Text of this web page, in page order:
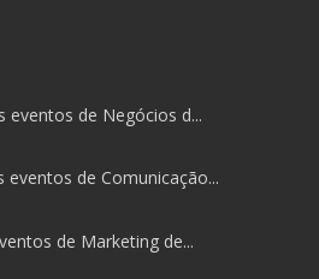
eventos de Negócios d...
eventos de Comunicação...
de Marketing de...